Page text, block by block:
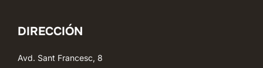
DIRECCIÓN
Avd. Sant Francesc, 8